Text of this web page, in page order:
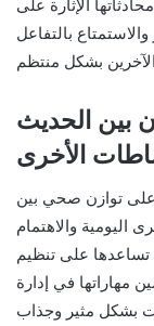
الإثارة على
بالتفاعل
بين الحديث
الأخرى
توازن صحي بين
اليومية والاهتمام
تساعدها على تنظيم
مهاراتها في إدارة